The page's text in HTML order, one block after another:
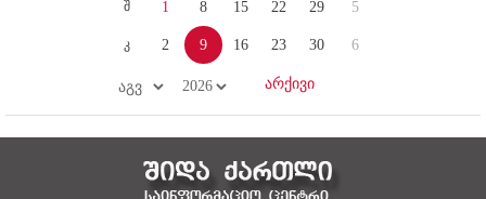
შ
კ
1
2
8
9
15
16
22
23
29
30
5
6